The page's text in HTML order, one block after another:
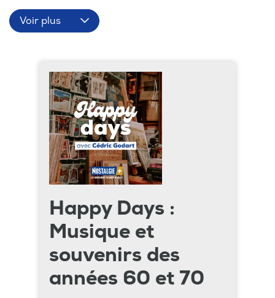
Voir plus
Happy Days :
Musique et
souvenirs des
années 60 et 70